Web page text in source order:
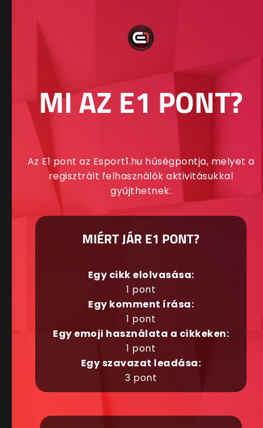
MI AZ E1 PONT?
Az E1 pont az Esport1.hu hűségpontja, melyet a
regisztrált felhasználók aktivitásukkal
gyűjthetnek.
MIÉRT JÁR E1 PONT?
Egy cikk elolvasása:
1 pont
Egy komment írása:
1 pont
Egy emoji használata a cikkeken:
1 pont
Egy szavazat leadása:
3 pont